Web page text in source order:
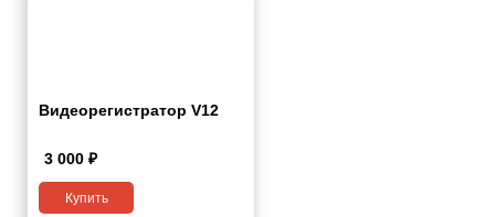
Видеорегистратор V12
3 000 ₽
Купить